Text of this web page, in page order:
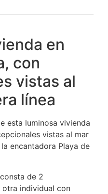
en
con
vistas al
línea
esta luminosa vivienda
vistas al mar
encantadora Playa de
de 2
otra individual con